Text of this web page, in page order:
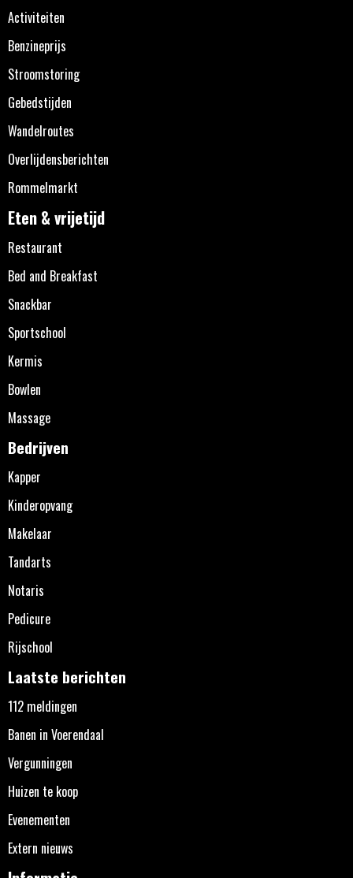
Activiteiten
Benzineprijs
Stroomstoring
Gebedstijden
Wandelroutes
Overlijdensberichten
Rommelmarkt
Eten & vrijetijd
Restaurant
Bed and Breakfast
Snackbar
Sportschool
Kermis
Bowlen
Massage
Bedrijven
Kapper
Kinderopvang
Makelaar
Tandarts
Notaris
Pedicure
Rijschool
Laatste berichten
112 meldingen
Banen in Voerendaal
Vergunningen
Huizen te koop
Evenementen
Extern nieuws